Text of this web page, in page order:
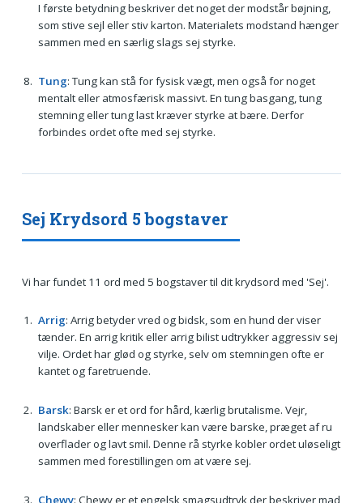
I første betydning beskriver det noget der modstår bøjning,
som stive sejl eller stiv karton. Materialets modstand hænger
sammen med en særlig slags sej styrke.
Tung: Tung kan stå for fysisk vægt, men også for noget
mentalt eller atmosfærisk massivt. En tung basgang, tung
stemning eller tung last kræver styrke at bære. Derfor
forbindes ordet ofte med sej styrke.
Sej Krydsord 5 bogstaver
Vi har fundet 11 ord med 5 bogstaver til dit krydsord med 'Sej'.
Arrig: Arrig betyder vred og bidsk, som en hund der viser
tænder. En arrig kritik eller arrig bilist udtrykker aggressiv sej
vilje. Ordet har glød og styrke, selv om stemningen ofte er
kantet og faretruende.
Barsk: Barsk er et ord for hård, kærlig brutalisme. Vejr,
landskaber eller mennesker kan være barske, præget af ru
overflader og lavt smil. Denne rå styrke kobler ordet uløseligt
sammen med forestillingen om at være sej.
Chewy: Chewy er et engelsk smagsudtryk der beskriver mad